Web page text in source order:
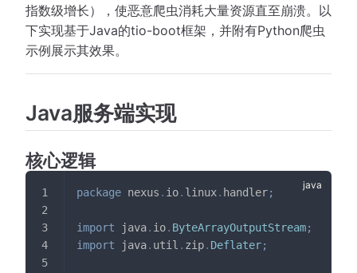
指数级增长），使恶意爬虫消耗大量资源直至崩溃。以
下实现基于Java的tio-boot框架，并附有Python爬虫
示例展示其效果。
Java服务端实现
核心逻辑
package nexus . io. linux. handler;
import java. io. ByteArrayOutputStream;
import
java. util . zip. Deflater;